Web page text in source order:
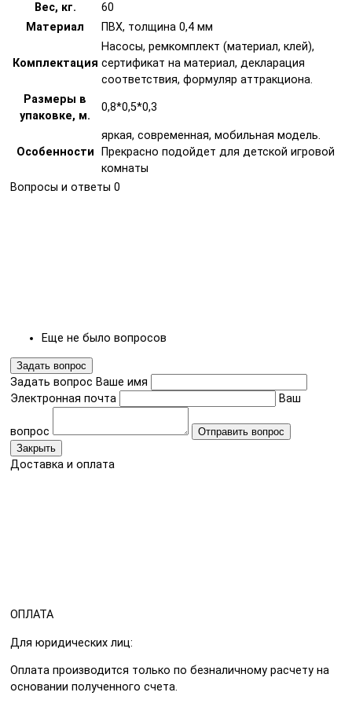
Вес, кг.
60
Материал
ПВХ, толщина 0,4 мм
Комплектация
Насосы, ремкомплект (материал, клей),
сертификат на материал, декларация
соответствия, формуляр аттракциона.
Размеры в
упаковке, м.
0,8*0,5*0,3
Особенности
яркая, современная, мобильная модель.
Прекрасно подойдет для детской игровой
комнаты
Вопросы и ответы 0
Еще не было вопросов
Задать вопрос
Задать вопрос Ваше имя
Электронная почта
Ваш
вопрос
Отправить вопрос
Закрыть
Доставка и оплата
ОПЛАТА
Для юридических лиц:
Оплата производится только по безналичному расчету на
основании полученного счета.